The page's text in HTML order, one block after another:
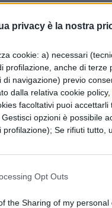
privacy è la nostra
cookie: a) necessari
profilazione, anche di
navigazione) previo
dalla relativa cookie policy,
facoltativi puoi
opzioni è possibile
profilazione); Se rifiuti tutto,
Opt Outs
the Sharing of my personal
–